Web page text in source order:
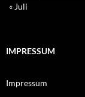
« Juli
IMPRESSUM
Impressum